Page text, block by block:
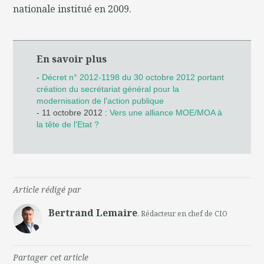
nationale institué en 2009.
En savoir plus
- Décret n° 2012-1198 du 30 octobre 2012 portant
création du secrétariat général pour la
modernisation de l'action publique
- 11 octobre 2012 :Vers une alliance MOE/MOA à
la tête de l'Etat ?
Article rédigé par
Bertrand Lemaire, Rédacteur en chef de CIO
Partager cet article